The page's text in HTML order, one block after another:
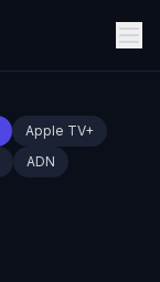
Apple TV+
ADN